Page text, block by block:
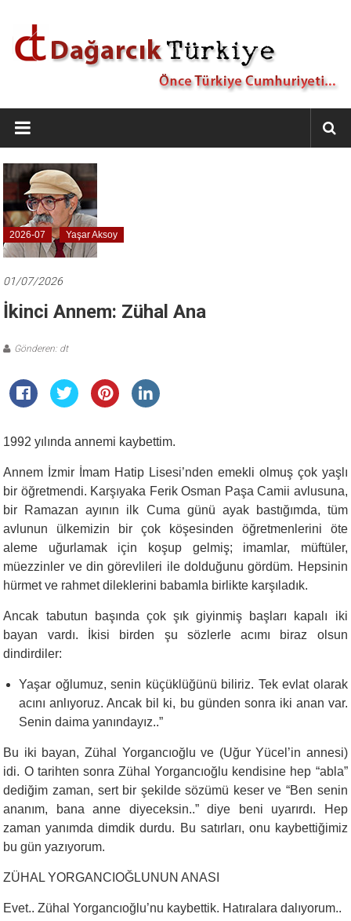
Dağarcık
Türkiye
Önce
Türkiye
Cumhuriyeti…
2026-07 Yaşar Aksoy
01/07/2026
İkinci Annem: Zühal Ana
Gönderen: dt
1992 yılında annemi kaybettim.
Annem İzmir İmam Hatip Lisesi’nden emekli olmuş çok yaşlı
bir öğretmendi. Karşıyaka Ferik Osman Paşa Camii avlusuna,
bir Ramazan ayının ilk Cuma günü ayak bastığımda, tüm
avlunun ülkemizin bir çok köşesinden öğretmenlerini öte
aleme uğurlamak için koşup gelmiş; imamlar, müftüler,
müezzinler ve din görevlileri ile dolduğunu gördüm. Hepsinin
hürmet ve rahmet dileklerini babamla birlikte karşıladık.
Ancak tabutun başında çok şık giyinmiş başları kapalı iki
bayan vardı. İkisi birden şu sözlerle acımı biraz olsun
dindirdiler:
Yaşar oğlumuz, senin küçüklüğünü biliriz. Tek evlat olarak
acını anlıyoruz. Ancak bil ki, bu günden sonra iki anan var.
Senin daima yanındayız..”
Bu iki bayan, Zühal Yorgancıoğlu ve (Uğur Yücel’in annesi)
idi. O tarihten sonra Zühal Yorgancıoğlu kendisine hep “abla”
dediğim zaman, sert bir şekilde sözümü keser ve “Ben senin
ananım, bana anne diyeceksin..” diye beni uyarırdı. Hep
zaman yanımda dimdik durdu. Bu satırları, onu kaybettiğimiz
bu gün yazıyorum.
ZÜHAL YORGANCIOĞLUNUN ANASI
Evet.. Zühal Yorgancıoğlu’nu kaybettik. Hatıralara dalıyorum..